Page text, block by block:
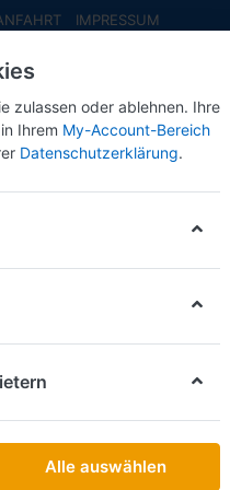
IMPRESSUM
NEUHEITEN
zulassen oder ablehnen. Ihre
Ihrem My-Account-Bereich
Datenschutzerklärung.
Alle auswählen